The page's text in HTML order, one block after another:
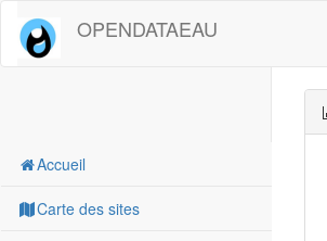
OPENDATAEAU
Accueil
Carte des sites